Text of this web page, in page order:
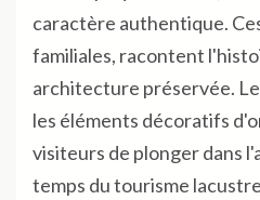
caractère authentique.
familiales, racontent
architecture préservée.
les éléments décoratifs
visiteurs de plonger dans
temps du tourisme